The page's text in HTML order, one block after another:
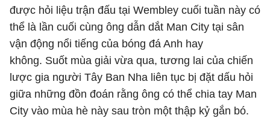
được hỏi liệu trận đấu tại Wembley cuối tuần này có
thể là lần cuối cùng ông dẫn dắt Man City tại sân
vận động nổi tiếng của bóng đá Anh hay
không. Suốt mùa giải vừa qua, tương lai của chiến
lược gia người Tây Ban Nha liên tục bị đặt dấu hỏi
giữa những đồn đoán rằng ông có thể chia tay Man
City vào mùa hè này sau tròn một thập kỷ gắn bó.